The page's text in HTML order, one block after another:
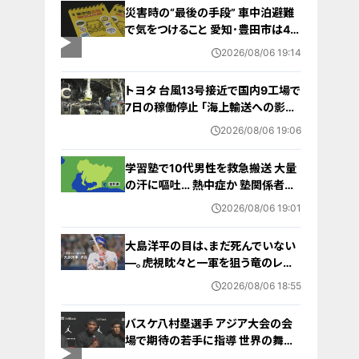
災害時の“最後の手段” 車中泊避難
で気をつけること 愛知･豊田市は4年
前からマニュアル作成 最悪の場合2026/08/06 19:14
トヨタ 台風13号接近で国内9工場で
7日の稼働停止 ｢海上輸送への影響
を踏まえ判断｣ 夏季連休明けの17日
2026/08/06 19:06
学習塾で10代男性を救急搬送 大量
の汗に嘔吐… 熱中症か 塾関係者が
消防に通報 名古屋 2026/08/06 19:01
大島洋平の目は、まだ死んでいない
―。虎視眈々と一軍を狙う竜のレジ
ェンドが明かした現状とドラゴンズ
2026/08/06 18:55
バスケ八村塁選手 アジア大会の会
場で期待の若手に指導 世界の舞台